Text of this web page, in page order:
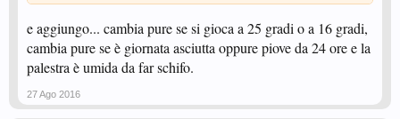
e aggiungo... cambia pure se si gioca a 25 gradi o a 16 gradi,
cambia pure se è giornata asciutta oppure piove da 24 ore e la
palestra è umida da far schifo.
27 Ago 2016